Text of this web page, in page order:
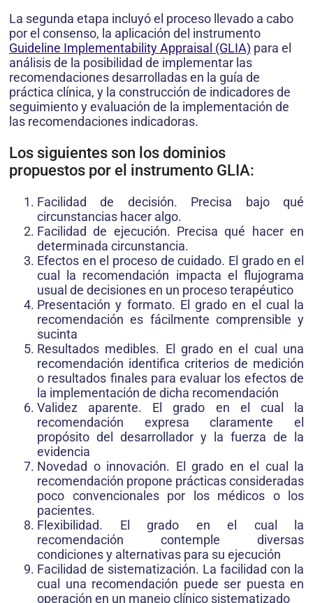
La segunda etapa incluyó el proceso llevado a cabo
por el consenso, la aplicación del instrumento
Guideline Implementability Appraisal (GLIA) para el
análisis de la posibilidad de implementar las
recomendaciones desarrolladas en la guía de
práctica clínica, y la construcción de indicadores de
seguimiento y evaluación de la implementación de
las recomendaciones indicadoras.
Los siguientes son los dominios
propuestos por el instrumento GLIA:
Facilidad de decisión. Precisa bajo qué
circunstancias hacer algo.
Facilidad de ejecución. Precisa qué hacer en
determinada circunstancia.
Efectos en el proceso de cuidado. El grado en el
cual la recomendación impacta el flujograma
usual de decisiones en un proceso terapéutico
Presentación y formato. El grado en el cual la
recomendación es fácilmente comprensible y
sucinta
Resultados medibles. El grado en el cual una
recomendación identifica criterios de medición
o resultados finales para evaluar los efectos de
la implementación de dicha recomendación
Validez aparente. El grado en el cual la
recomendación expresa claramente el
propósito del desarrollador y la fuerza de la
evidencia
Novedad o innovación. El grado en el cual la
recomendación propone prácticas consideradas
poco convencionales por los médicos o los
pacientes.
Flexibilidad. El grado en el cual la
recomendación contemple diversas
condiciones y alternativas para su ejecución
Facilidad de sistematización. La facilidad con la
cual una recomendación puede ser puesta en
operación en un manejo clínico sistematizado